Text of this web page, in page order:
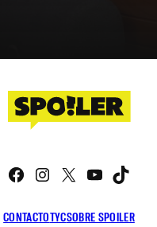
CONTACTOTYCSOBRE SPOILER
Facebook
Instagram
X